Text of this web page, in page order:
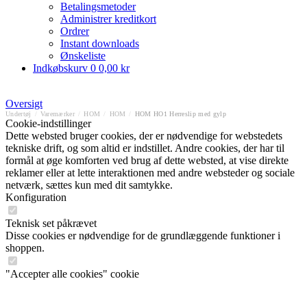
Betalingsmetoder
Administrer kreditkort
Ordrer
Instant downloads
Ønskeliste
Indkøbskurv 0 0,00 kr
Oversigt
Undertøj Varemærker HOM HOM HOM HO1 Herreslip med gylp
Cookie-indstillinger
Dette websted bruger cookies, der er nødvendige for webstedets
tekniske drift, og som altid er indstillet. Andre cookies, der har til
formål at øge komforten ved brug af dette websted, at vise direkte
reklamer eller at lette interaktionen med andre websteder og sociale
netværk, sættes kun med dit samtykke.
Konfiguration
Teknisk set påkrævet
Disse cookies er nødvendige for de grundlæggende funktioner i
shoppen.
"Accepter alle cookies" cookie